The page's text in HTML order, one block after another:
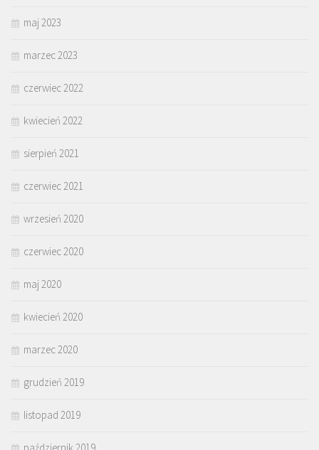
maj 2023
marzec 2023
czerwiec 2022
kwiecień 2022
sierpień 2021
czerwiec 2021
wrzesień 2020
czerwiec 2020
maj 2020
kwiecień 2020
marzec 2020
grudzień 2019
listopad 2019
październik 2019